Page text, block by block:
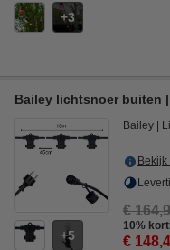
3
Bailey lichtsnoer buiten |
5
Bailey
€
10%
€